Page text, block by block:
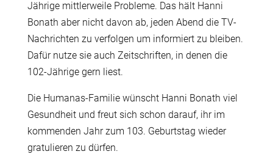
Jährige mittlerweile Probleme. Das hält Hanni
Bonath aber nicht davon ab, jeden Abend die TV-
Nachrichten zu verfolgen um informiert zu bleiben.
Dafür nutze sie auch Zeitschriften, in denen die
102-Jährige gern liest.
Die Humanas-Familie wünscht Hanni Bonath viel
Gesundheit und freut sich schon darauf, ihr im
kommenden Jahr zum 103. Geburtstag wieder
gratulieren zu dürfen.